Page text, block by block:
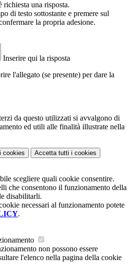
richiesta una risposta.
di testo sottostante e premere sul
la propria adesione.
Inserire qui la risposta
l'allegato (se presente) per dare la
da questo utilizzati si avvalgono di
ed utili alle finalità illustrate nella
i cookies Accetta tutti i cookies
scegliere quali cookie consentire.
che consentono il funzionamento della
disabilitarli.
necessari al funzionamento potete
.
non possono essere
l'elenco nella pagina della cookie